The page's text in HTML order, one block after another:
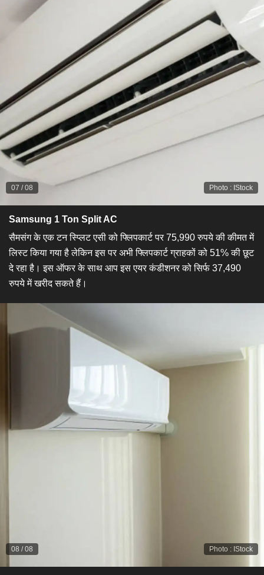
Photo : IStock
07 /08
Samsung 1 Ton Split AC
सैमसंग के एक टन स्प्लिट एसी को फ्लिपकार्ट पर 75,990 रुपये की कीमत में
लिस्ट किया गया है लेकिन इस पर अभी फ्लिपकार्ट ग्राहकों को 51% की छूट
दे रहा है। इस ऑफर के साथ आप इस एयर कंडीशनर को सिर्फ 37,490
रुपये में खरीद सकते हैं।
Photo : IStock
08 /08